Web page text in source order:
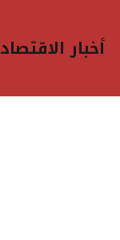
أخبار الاقتصاد